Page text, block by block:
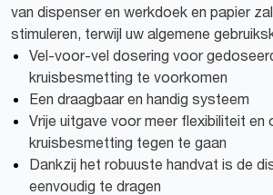
van dispenser en werkdoek en papier
stimuleren, terwijl uw algemene
Vel-voor-vel dosering voor
kruisbesmetting te voorkomen
Een draagbaar en handig systeem
Vrije uitgave voor meer flexibiliteit en
kruisbesmetting tegen te gaan
Dankzij het robuuste handvat is de
eenvoudig te dragen